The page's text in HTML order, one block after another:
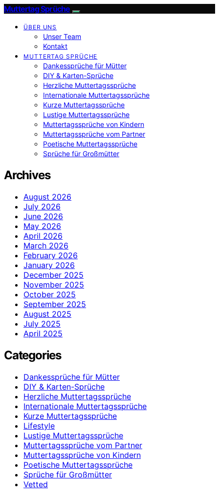
Muttertag Sprüche
ÜBER UNS
Unser Team
Kontakt
MUTTERTAG SPRÜCHE
Dankessprüche für Mütter
DIY & Karten-Sprüche
Herzliche Muttertagssprüche
Internationale Muttertagssprüche
Kurze Muttertagssprüche
Lustige Muttertagssprüche
Muttertagssprüche von Kindern
Muttertagssprüche vom Partner
Poetische Muttertagssprüche
Sprüche für Großmütter
Archives
August 2026
July 2026
June 2026
May 2026
April 2026
March 2026
February 2026
January 2026
December 2025
November 2025
October 2025
September 2025
August 2025
July 2025
April 2025
Categories
Dankessprüche für Mütter
DIY & Karten-Sprüche
Herzliche Muttertagssprüche
Internationale Muttertagssprüche
Kurze Muttertagssprüche
Lifestyle
Lustige Muttertagssprüche
Muttertagssprüche vom Partner
Muttertagssprüche von Kindern
Poetische Muttertagssprüche
Sprüche für Großmütter
Vetted